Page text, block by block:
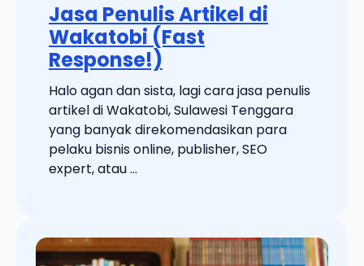
Jasa Penulis Artikel di
Wakatobi (Fast
Response!)
Halo agan dan sista, lagi cara jasa penulis
artikel di Wakatobi, Sulawesi Tenggara
yang banyak direkomendasikan para
pelaku bisnis online, publisher, SEO
expert, atau ...